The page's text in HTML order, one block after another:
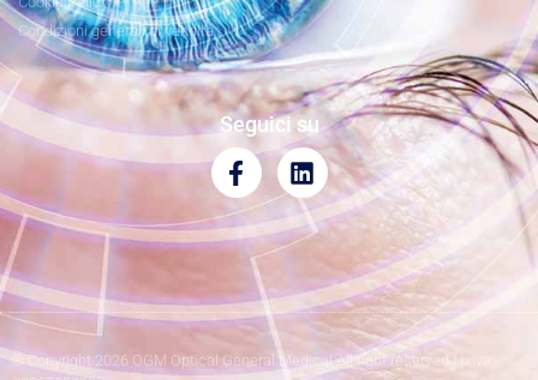
Condizioni generali di vendita
Seguici su
® Copyright 2026 OGM Optical General Medical All right reserved | p.iva: